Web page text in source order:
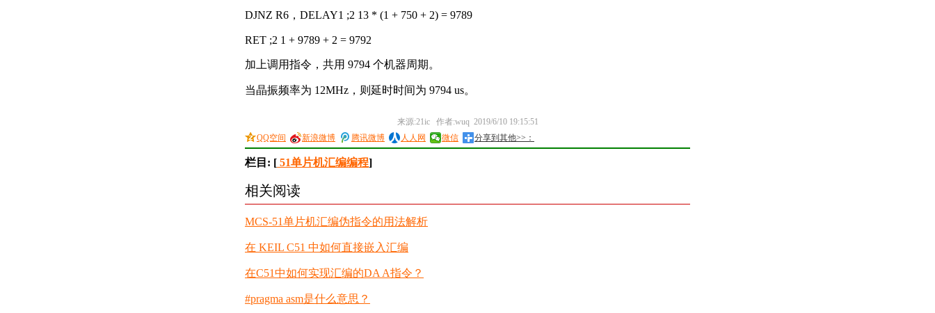
DJNZ R6，DELAY1 ;2 13 * (1 + 750 + 2) = 9789
RET ;2 1 + 9789 + 2 = 9792
加上调用指令，共用 9794 个机器周期。
当晶振频率为 12MHz，则延时时间为 9794 us。
来源:21ic 作者:wuq 2019/6/10 19:15:51
QQ空间
新浪微博 腾讯微博 人人网 微信 分享到其他>>：
栏目: [ 51单片机汇编编程]
相关阅读
MCS-51单片机汇编伪指令的用法解析
在 KEIL C51 中如何直接嵌入汇编
在C51中如何实现汇编的DA A指令？
#pragma asm是什么意思？